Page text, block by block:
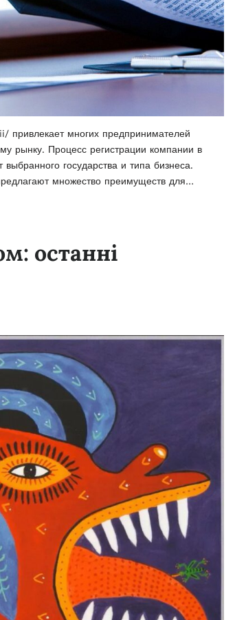
многих предпринимателей
рынку. Процесс регистрации компании в
государства и типа бизнеса.
множество преимуществ для…
останні